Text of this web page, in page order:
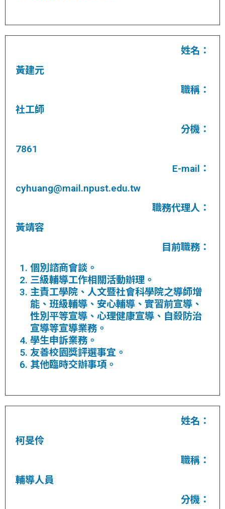
姓名：
黃建元
職稱：
社工師
分機：
7861
E-mail：
cyhuang@mail.npust.edu.tw
職務代理人：
黃靖容
目前職務：
個別諮商會談。
三級輔導工作相關活動辦理。
主責工學院、人文暨社會科學院之導師增
能、班級輔導、安心輔導、實習前宣導、
性別平等宣導、心理健康宣導、自殺防治
宣導等宣導業務。
學生申訴業務。
友善校園獎評選事宜。
其他臨時交辦事項。
姓名：
柯旻伶
職稱：
輔導人員
分機：